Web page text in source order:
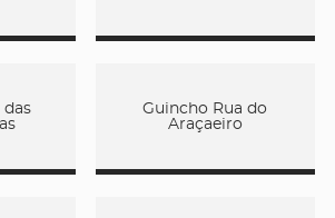
das
Guincho Rua do
Araçaeiro